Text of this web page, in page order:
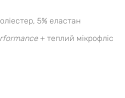
5% еластан
+ теплий мікрофліс